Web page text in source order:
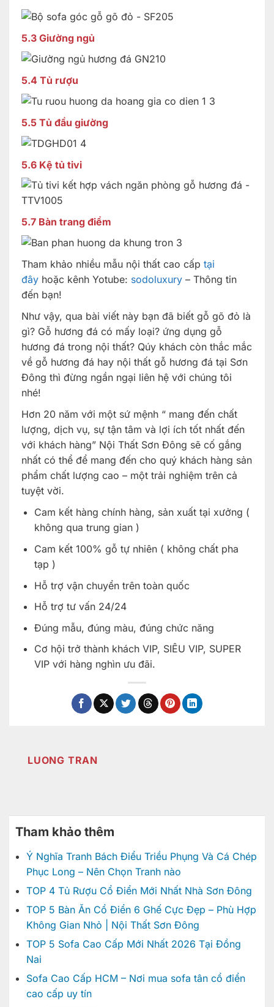
5.3 Giường ngủ
5.4 Tủ rượu
5.5 Tủ đầu giường
5.6 Kệ tủ tivi
5.7 Bàn trang điểm
Tham khảo nhiều mẫu nội thất cao cấp tại
đây hoặc kênh Yotube: sodoluxury – Thông tin
đến bạn!
Như vậy, qua bài viết này bạn đã biết gỗ gõ đỏ là
gì? Gỗ hương đá có mấy loại? ứng dụng gỗ
hương đá trong nội thất? Qúy khách còn thắc mắc
về gỗ hương đá hay nội thất gỗ hương đá tại Sơn
Đông thì đừng ngần ngại liên hệ với chúng tôi
nhé!
Hơn 20 năm với một sứ mệnh “ mang đến chất
lượng, dịch vụ, sự tận tâm và lợi ích tốt nhất đến
với khách hàng” Nội Thất Sơn Đông sẽ cố gắng
nhất có thể để mang đến cho quý khách hàng sản
phẩm chất lượng cao – một trải nghiệm trên cả
tuyệt vời.
Cam kết hàng chính hàng, sản xuất tại xưởng (
không qua trung gian )
Cam kết 100% gỗ tự nhiên ( không chất pha
tạp )
Hỗ trợ vận chuyển trên toàn quốc
Hỗ trợ tư vấn 24/24
Đúng mẫu, đúng màu, đúng chức năng
Cơ hội trở thành khách VIP, SIÊU VIP, SUPER
VIP với hàng nghìn ưu đãi.
LUONG TRAN
Tham khảo thêm
Ý Nghĩa Tranh Bách Điểu Triều Phụng Và Cá Chép
Phục Long – Nên Chọn Tranh nào
TOP 4 Tủ Rượu Cổ Điển Mới Nhất Nhà Sơn Đông
TOP 5 Bàn Ăn Cổ Điển 6 Ghế Cực Đẹp – Phù Hợp
Không Gian Nhỏ | Nội Thất Sơn Đông
TOP 5 Sofa Cao Cấp Mới Nhất 2026 Tại Đồng
Nai
Sofa Cao Cấp HCM – Nơi mua sofa tân cổ điển
cao cấp uy tín